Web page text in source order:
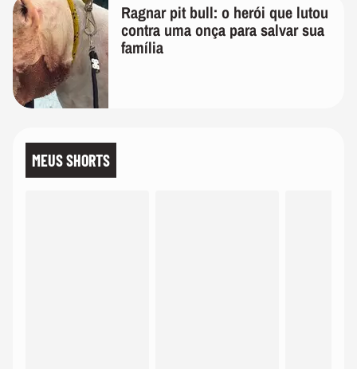
Ragnar pit bull: o herói que lutou
contra uma onça para salvar sua
família
MEUS SHORTS